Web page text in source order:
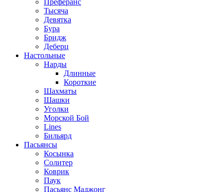
Преферанс
Тысяча
Девятка
Бура
Бридж
Деберц
Настольные
Нарды
Длинные
Короткие
Шахматы
Шашки
Уголки
Морской Бой
Lines
Бильярд
Пасьянсы
Косынка
Солитер
Коврик
Паук
Пасьянс Маджонг